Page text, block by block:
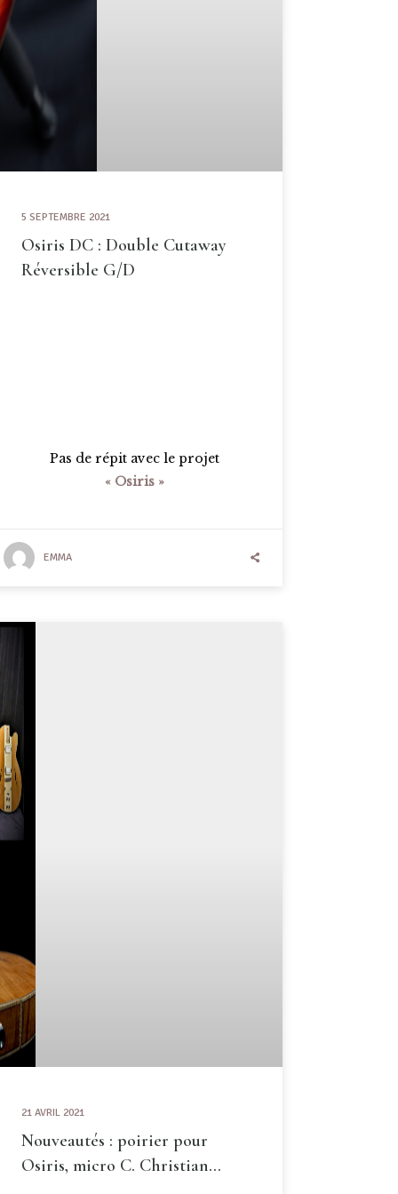
5 SEPTEMBRE 2021
Osiris DC : Double Cutaway
Réversible G/D
Pas de répit avec le projet
« Osiris »
EMMA
21 AVRIL 2021
Nouveautés : poirier pour
Osiris, micro C. Christian…